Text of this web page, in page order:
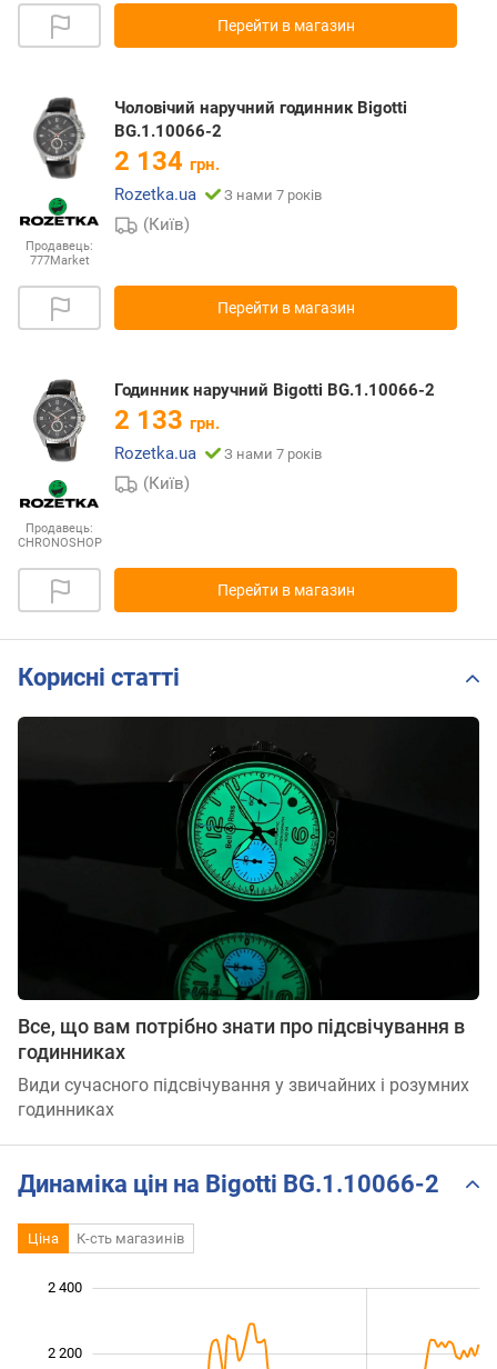
Перейти в магазин
Продавець:
777Market
Чоловічий наручний годинник Bigotti
BG.1.10066-2
2 134 грн.
Rozetka.ua
З нами 7 років
(Київ)
Перейти в магазин
Продавець:
CHRONOSHOP
Годинник наручний Bigotti BG.1.10066-2
2 133 грн.
Rozetka.ua
З нами 7 років
(Київ)
Перейти в магазин
Корисні статті
Все, що вам потрібно знати про підсвічування в
годинниках
Види сучасного підсвічування у звичайних і розумних
годинниках
Динаміка цін на Bigotti BG.1.10066-2
Ціна К-сть магазинів
2 200
2 400